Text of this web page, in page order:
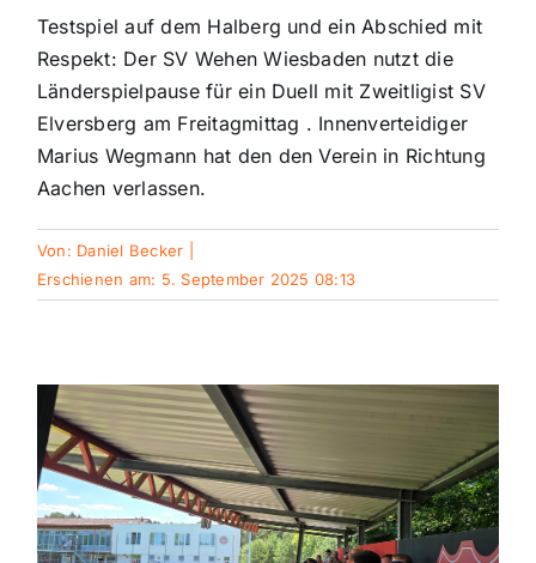
Kultur
Panorama
Galerie
Polizeimeldungen
Themen und Termine
Testspiel auf dem Halberg und ein Abschied mit
Respekt: Der SV Wehen Wiesbaden nutzt die
Länderspielpause für ein Duell mit Zweitligist SV
Elversberg am Freitagmittag . Innenverteidiger
Marius Wegmann hat den den Verein in Richtung
Aachen verlassen.
Von: Daniel Becker
Erschienen am: 5. September 2025 08:13